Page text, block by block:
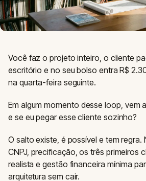
Você faz o projeto inteiro, o cliente
escritório e no seu bolso entra R$
na quarta-feira seguinte.
Em algum momento desse loop, vem
e se eu pegar esse cliente sozinho?
O salto existe, é possível e tem regra.
CNPJ, precificação, os três primeiros
realista e gestão financeira mínima
arquitetura sem cair.